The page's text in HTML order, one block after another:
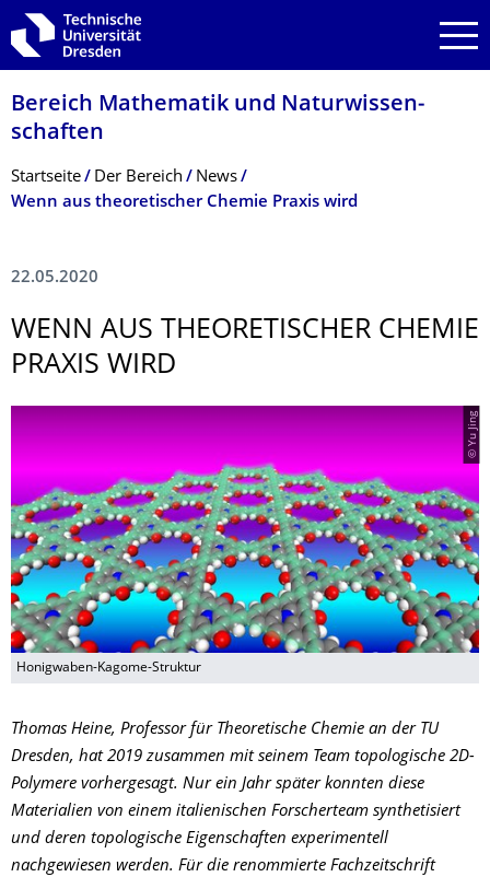
Zur Hauptnavigation springen
Zur Suche springen
Zum Inhalt springen
Bereich Mathematik und Natur­wissen­
schaften
Breadcrumb-Menü
Startseite Der­ ­­­Bereich
News
Wenn aus theoretischer Chemie Praxis wird
22.05.2020
WENN AUS THEORETISCHER CHEMIE
PRAXIS WIRD
© Yu Jing
Honigwaben-Kagome-Struktur
Thomas Heine, Professor für Theoretische Chemie an der TU
Dresden, hat 2019 zusammen mit seinem Team topologische 2D-
Polymere vorhergesagt. Nur ein Jahr später konnten diese
Materialien von einem italienischen Forscherteam synthetisiert
und deren topologische Eigenschaften experimentell
nachgewiesen werden. Für die renommierte Fachzeitschrift